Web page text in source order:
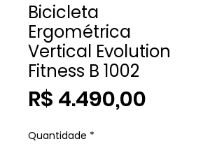
Bicicleta
Ergométrica
Vertical Evolution
Fitness B 1002
R$ 4.490,00
Quantidade *